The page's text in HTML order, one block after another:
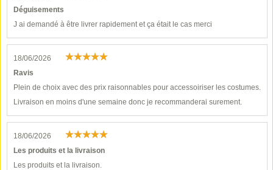
Déguisements
J ai demandé à être livrer rapidement et ça était le cas merci
18/06/2026
Ravis
Plein de choix avec des prix raisonnables pour accessoiriser les costumes.
Livraison en moins d'une semaine donc je recommanderai surement.
18/06/2026
Les produits et la livraison
Les produits et la livraison.